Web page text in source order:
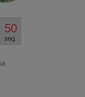
50
seg.